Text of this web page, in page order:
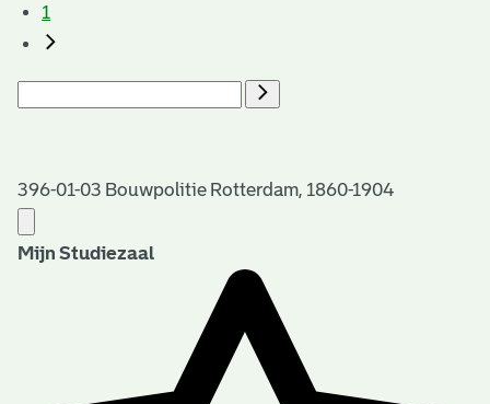
1
396-01-03 Bouwpolitie Rotterdam, 1860-1904
Mijn Studiezaal